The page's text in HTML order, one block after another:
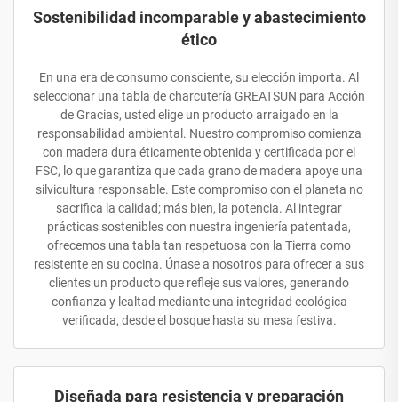
Sostenibilidad incomparable y abastecimiento
ético
En una era de consumo consciente, su elección importa. Al
seleccionar una tabla de charcutería GREATSUN para Acción
de Gracias, usted elige un producto arraigado en la
responsabilidad ambiental. Nuestro compromiso comienza
con madera dura éticamente obtenida y certificada por el
FSC, lo que garantiza que cada grano de madera apoye una
silvicultura responsable. Este compromiso con el planeta no
sacrifica la calidad; más bien, la potencia. Al integrar
prácticas sostenibles con nuestra ingeniería patentada,
ofrecemos una tabla tan respetuosa con la Tierra como
resistente en su cocina. Únase a nosotros para ofrecer a sus
clientes un producto que refleje sus valores, generando
confianza y lealtad mediante una integridad ecológica
verificada, desde el bosque hasta su mesa festiva.
Diseñada para resistencia y preparación